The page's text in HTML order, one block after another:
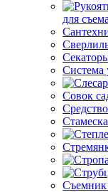
для
Система
Совок
Стамеска